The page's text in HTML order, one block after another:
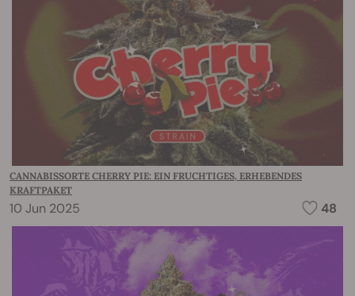
CANNABISSORTE CHERRY PIE: EIN FRUCHTIGES, ERHEBENDES
KRAFTPAKET
10 Jun 2025 48